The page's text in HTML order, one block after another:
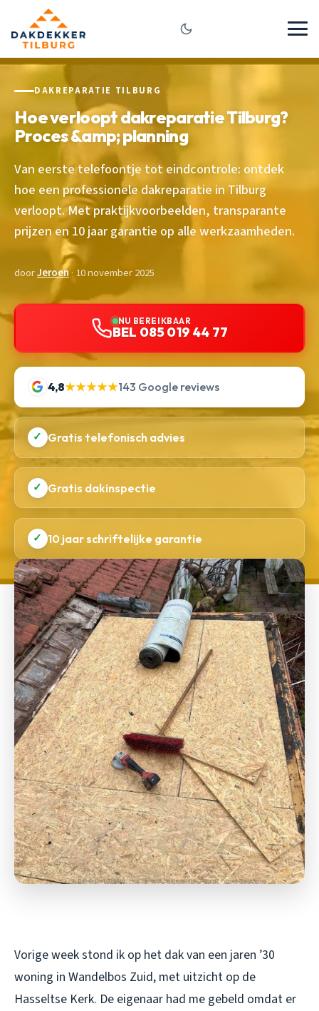
DAKREPARATIE TILBURG
Hoe verloopt dakreparatie Tilburg?
Proces &amp; planning
Van eerste telefoontje tot eindcontrole: ontdek
hoe een professionele dakreparatie in Tilburg
verloopt. Met praktijkvoorbeelden, transparante
prijzen en 10 jaar garantie op alle werkzaamheden.
doorJeroen· 10 november 2025
NU BEREIKBAAR
BEL 085 019 44 77
4,8★★★★★143 Google reviews
✓ Gratis telefonisch advies
✓ Gratis dakinspectie
✓ 10 jaar schriftelijke garantie
Vorige week stond ik op het dak van een jaren ’30
woning in Wandelbos Zuid, met uitzicht op de
Hasseltse Kerk. De eigenaar had me gebeld omdat er